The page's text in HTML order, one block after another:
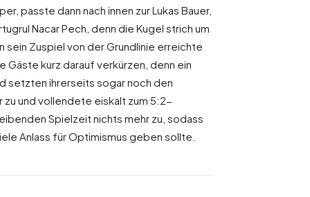
passte dann nach innen zur Lukas Bauer,
Nacar Pech, denn die Kugel strich um
sein Zuspiel von der Grundlinie erreichte
kurz darauf verkürzen, denn ein
setzten ihrerseits sogar noch den
zu und vollendete eiskalt zum 5:2-
Spielzeit nichts mehr zu, sodass
Anlass für Optimismus geben sollte.